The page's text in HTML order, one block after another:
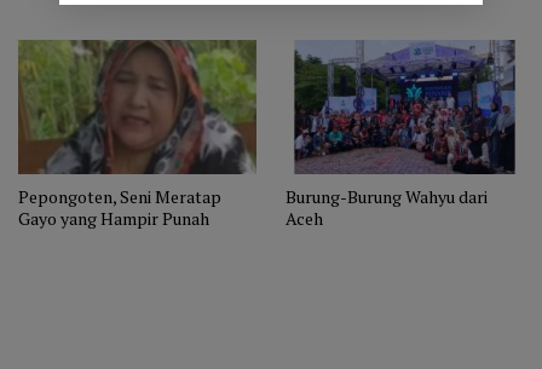
Pepongoten, Seni Meratap
Gayo yang Hampir Punah
Burung-Burung Wahyu dari
Aceh